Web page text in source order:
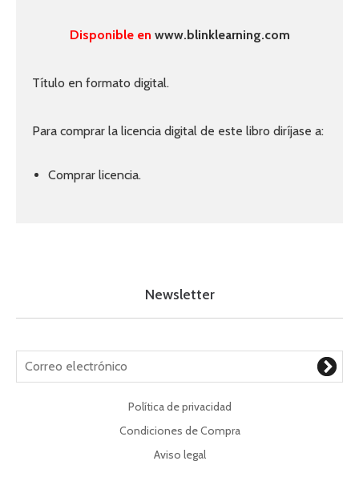
Disponible en www.blinklearning.com
Título en formato digital.
Para comprar la licencia digital de este libro diríjase a:
Comprar licencia.
Newsletter
Política de privacidad
Condiciones de Compra
Aviso legal